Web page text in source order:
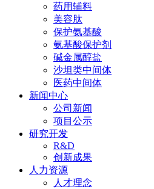
药用辅料
美容肽
保护氨基酸
氨基酸保护剂
碱金属醇盐
沙坦类中间体
医药中间体
新闻中心
公司新闻
项目公示
研究开发
R&D
创新成果
人力资源
人才理念